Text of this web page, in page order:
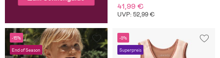
41,99 €
UVP: 52,99 €
-15%
End of Season
-9%
Superpreis